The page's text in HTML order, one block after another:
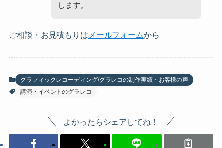
します。
ご相談・お見積もりは メールフォームから
グラフィックレコーディング/グラレコの制作実績・お客様の声
講演・イベントのグラレコ
よかったらシェアしてね！